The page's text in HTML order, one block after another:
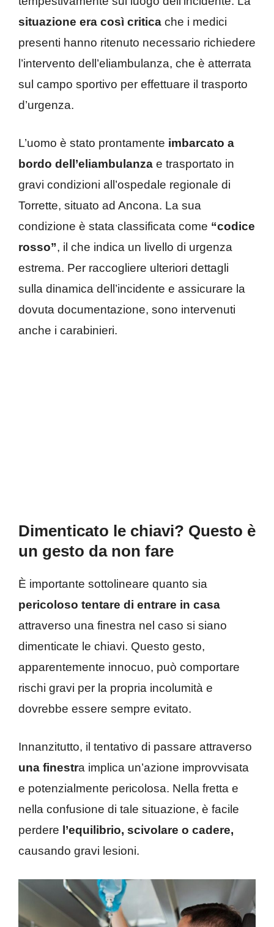
situazione era così critica che i medici
presenti hanno ritenuto necessario richiedere
l’intervento dell’eliambulanza, che è atterrata
sul campo sportivo per effettuare il trasporto
d’urgenza.
L’uomo è stato prontamente imbarcato a
bordo dell’eliambulanza e trasportato in
gravi condizioni all’ospedale regionale di
Torrette, situato ad Ancona. La sua
condizione è stata classificata come “codice
rosso”, il che indica un livello di urgenza
estrema. Per raccogliere ulteriori dettagli
sulla dinamica dell’incidente e assicurare la
dovuta documentazione, sono intervenuti
anche i carabinieri.
Dimenticato le chiavi? Questo è
un gesto da non fare
È importante sottolineare quanto sia
pericoloso tentare di entrare in casa
attraverso una finestra nel caso si siano
dimenticate le chiavi. Questo gesto,
apparentemente innocuo, può comportare
rischi gravi per la propria incolumità e
dovrebbe essere sempre evitato.
Innanzitutto, il tentativo di passare attraverso
una finestra implica un’azione improvvisata
e potenzialmente pericolosa. Nella fretta e
nella confusione di tale situazione, è facile
perdere l’equilibrio, scivolare o cadere,
causando gravi lesioni.